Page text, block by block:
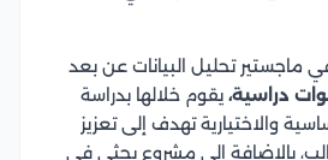
ماجستير تحليل البيانات عن بعد
يقوم خلالها بدراسة
والاختيارية تهدف إلى تعزيز
بالإضافة إلى مشروع بحثي في